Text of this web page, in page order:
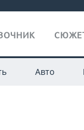
Авто